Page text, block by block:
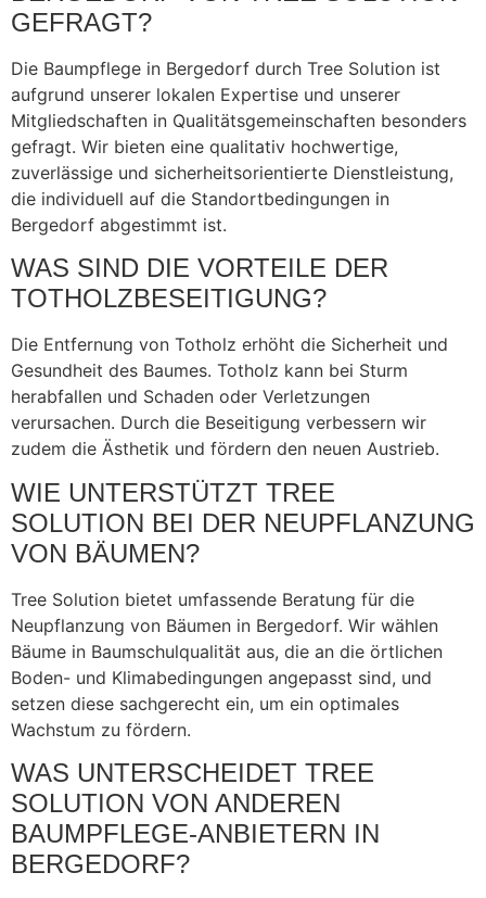
GEFRAGT?
Die Baumpflege in Bergedorf durch Tree Solution ist
aufgrund unserer lokalen Expertise und unserer
Mitgliedschaften in Qualitätsgemeinschaften besonders
gefragt. Wir bieten eine qualitativ hochwertige,
zuverlässige und sicherheitsorientierte Dienstleistung,
die individuell auf die Standortbedingungen in
Bergedorf abgestimmt ist.
WAS SIND DIE VORTEILE DER
TOTHOLZBESEITIGUNG?
Die Entfernung von Totholz erhöht die Sicherheit und
Gesundheit des Baumes. Totholz kann bei Sturm
herabfallen und Schaden oder Verletzungen
verursachen. Durch die Beseitigung verbessern wir
zudem die Ästhetik und fördern den neuen Austrieb.
WIE UNTERSTÜTZT TREE
SOLUTION BEI DER NEUPFLANZUNG
VON BÄUMEN?
Tree Solution bietet umfassende Beratung für die
Neupflanzung von Bäumen in Bergedorf. Wir wählen
Bäume in Baumschulqualität aus, die an die örtlichen
Boden- und Klimabedingungen angepasst sind, und
setzen diese sachgerecht ein, um ein optimales
Wachstum zu fördern.
WAS UNTERSCHEIDET TREE
SOLUTION VON ANDEREN
BAUMPFLEGE-ANBIETERN IN
BERGEDORF?